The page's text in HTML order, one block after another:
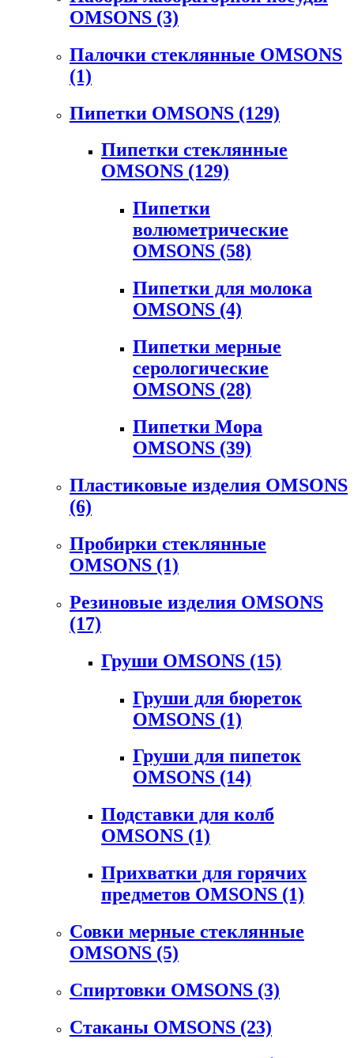
OMSONS (3)
Палочки стеклянные OMSONS
(1)
Пипетки OMSONS (129)
Пипетки стеклянные
OMSONS (129)
Пипетки
волюметрические
OMSONS (58)
Пипетки для молока
OMSONS (4)
Пипетки мерные
серологические
OMSONS (28)
Пипетки Мора
OMSONS (39)
Пластиковые изделия OMSONS
(6)
Пробирки стеклянные
OMSONS (1)
Резиновые изделия OMSONS
(17)
Груши OMSONS (15)
Груши для бюреток
OMSONS (1)
Груши для пипеток
OMSONS (14)
Подставки для колб
OMSONS (1)
Прихватки для горячих
предметов OMSONS (1)
Совки мерные стеклянные
OMSONS (5)
Спиртовки OMSONS (3)
Стаканы OMSONS (23)